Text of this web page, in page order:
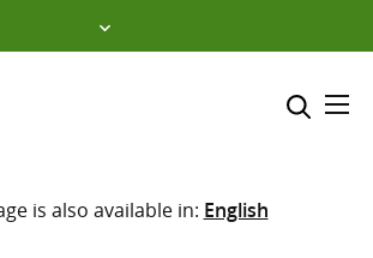
Sélectionner l’emplacement
is also available in: English